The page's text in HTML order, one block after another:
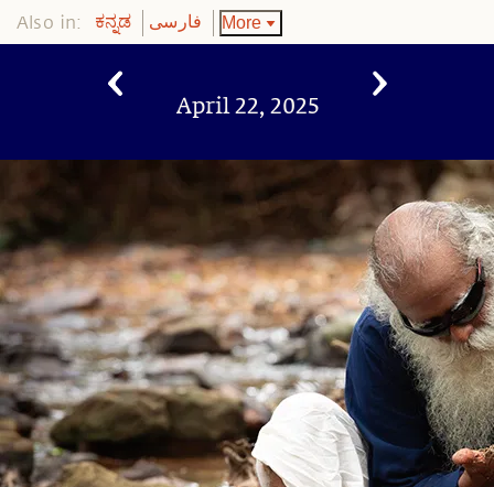
Also in: ಕನ್ನಡ فارسی More
April 22, 2025